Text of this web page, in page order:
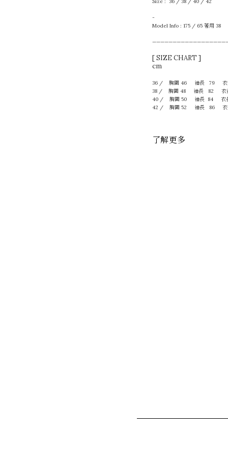
-
Model Info : 175 / 65 著用 38
[ SIZE CHART ]
cm
36 / 胸圍 46袖長 79 衣
38 / 胸圍 48 袖長 82 衣
40 / 胸圍 50 袖長 84 衣
42 / 胸圍 52 袖長 86 衣
了解更多